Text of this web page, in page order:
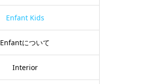
Enfant Kids
Enfantについて
Interior